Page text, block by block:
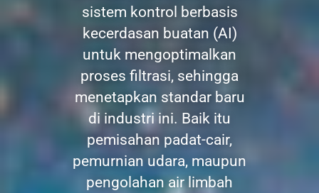
sistem kontrol berbasis
kecerdasan buatan (AI)
untuk mengoptimalkan
proses filtrasi, sehingga
menetapkan standar baru
di industri ini. Baik itu
pemisahan padat-cair,
pemurnian udara, maupun
pengolahan air limbah